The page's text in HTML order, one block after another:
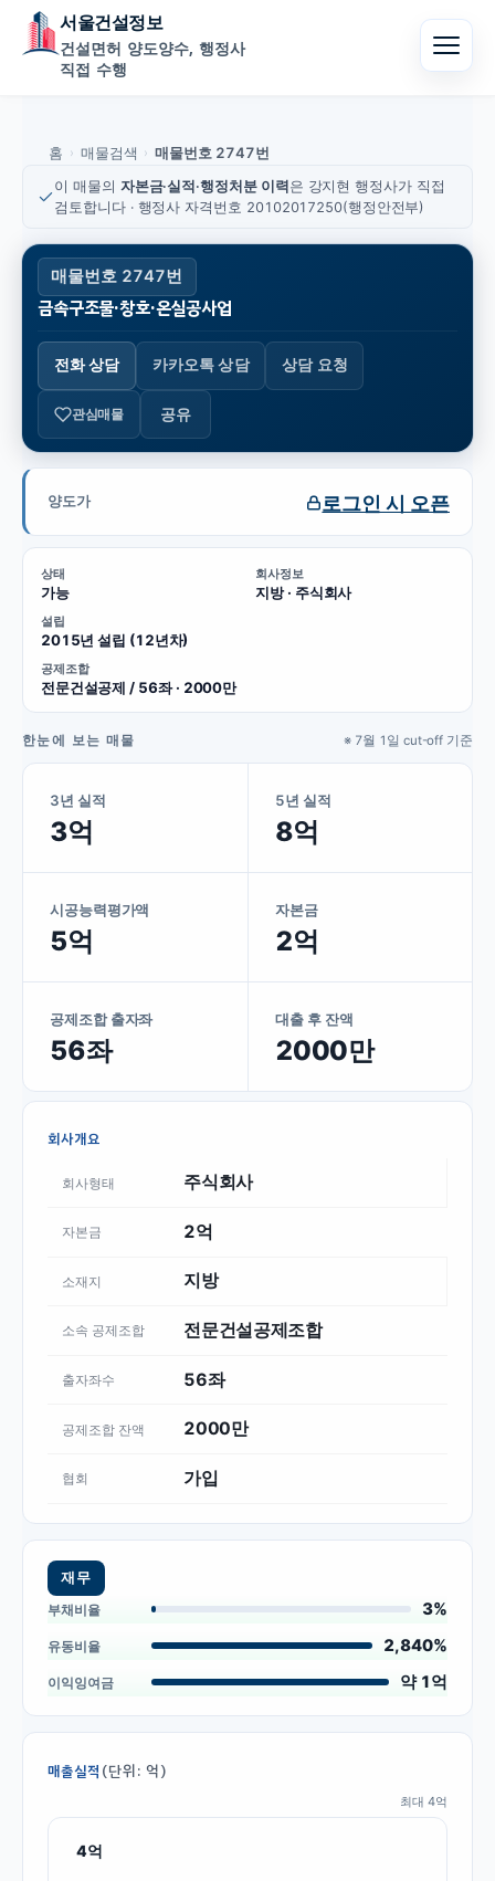
서울건설정보
건설면허 양도양수, 행정사
직접 수행
홈 › 매물검색 › 매물번호 2747번
이 매물의 자본금·실적·행정처분 이력 은 강지현 행정사가 직접
검토합니다 · 행정사 자격번호 20102017250(행정안전부)
매물번호 2747번
금속구조물·창호·온실공사업
전화 상담 카카오톡 상담 상담 요청
관심매물 공유
양도가 로그인 시 오픈
상태
가능
회사정보
지방 · 주식회사
설립
2015년 설립 (12년차)
공제조합
전문건설공제 / 56좌 · 2000만
한눈에 보는 매물 ※ 7월 1일 cut-off 기준
3년 실적
3억
5년 실적
8억
시공능력평가액
5억
자본금
2억
공제조합 출자좌
56좌
대출 후 잔액
2000만
회사개요
회사형태 주식회사
자본금 2억
소재지 지방
소속 공제조합 전문건설공제조합
출자좌수 56좌
공제조합 잔액 2000만
협회 가입
재무
부채비율
3%
유동비율 2,840%
이익잉여금 약 1억
매출실적 (단위: 억)
최대 4억
4억